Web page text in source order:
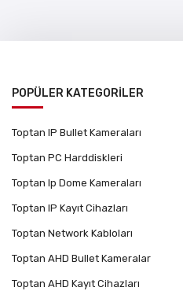
POPÜLER KATEGORİLER
Toptan IP Bullet Kameraları
Toptan PC Harddiskleri
Toptan Ip Dome Kameraları
Toptan IP Kayıt Cihazları
Toptan Network Kabloları
Toptan AHD Bullet Kameralar
Toptan AHD Kayıt Cihazları